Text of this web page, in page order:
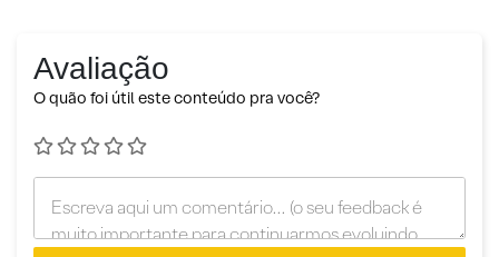
Avaliação
O quão foi útil este conteúdo pra você?